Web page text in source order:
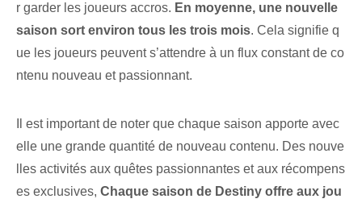
r garder les joueurs accros. En moyenne, une nouvelle
saison sort environ tous les trois mois. Cela signifie q
ue les joueurs peuvent s’attendre à un flux constant de co
ntenu nouveau et passionnant.
Il est important de noter que chaque saison apporte avec
elle une grande quantité de nouveau contenu. Des nouve
lles activités aux quêtes passionnantes et aux récompens
es exclusives, Chaque saison de Destiny offre aux jou